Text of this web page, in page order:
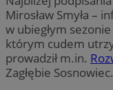
Mirosław Smyła –
w ubiegłym
którym cudem
prowadził m.in.
Zagłębie Sosnowiec.